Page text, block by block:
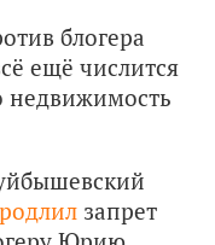
блогера
ещё числится
недвижимость
запрет